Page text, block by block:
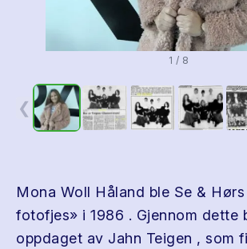
1 / 8
❮
Mona Woll Håland ble Se &
fotofjes» i 1986 . Gjennom dette
oppdaget av Jahn Teigen , som